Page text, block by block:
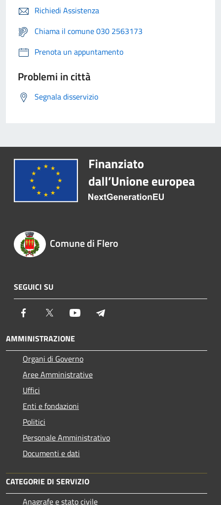
Richiedi Assistenza
Chiama il comune 030 2563173
Prenota un appuntamento
Problemi in città
Segnala disservizio
Comune di Flero
SEGUICI SU
Facebook Twitter Youtube
AMMINISTRAZIONE
Organi di Governo
Aree Amministrative
Uffici
Enti e fondazioni
Politici
Personale Amministrativo
Documenti e dati
CATEGORIE DI SERVIZIO
Anagrafe e stato civile